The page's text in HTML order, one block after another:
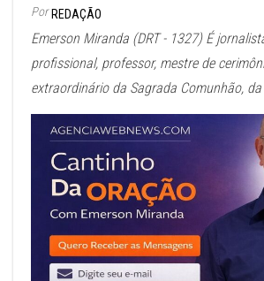
Por REDAÇÃO
Emerson Miranda (DRT - 1327) É
profissional, professor, mestre de
extraordinário da Sagrada Comunhão,